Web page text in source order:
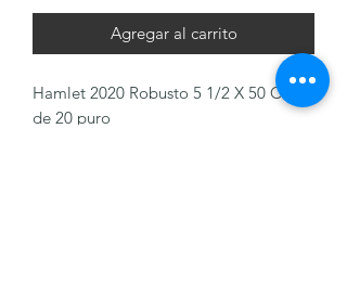
Agregar al carrito
Hamlet 2020 Robusto 5 1/2 X 50 Caja
de 20 puro